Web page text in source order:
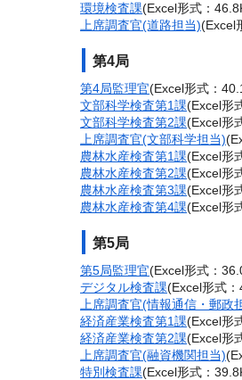
環境検査課(Excel形式：
上席調査官(道路担当)(Excel
第4局
第4局監理官(Excel形式：
文部科学検査第1課(Excel形
文部科学検査第2課(Excel形
上席調査官(文部科学担当)
農林水産検査第1課(Excel形
農林水産検査第2課(Excel形
農林水産検査第3課(Excel形
農林水産検査第4課(Excel形
第5局
第5局監理官(Excel形式：
デジタル検査課(Excel形式
上席調査官(情報通信・郵政
経済産業検査第1課(Excel形
経済産業検査第2課(Excel形
上席調査官(融資機関担当)
特別検査課(Excel形式：